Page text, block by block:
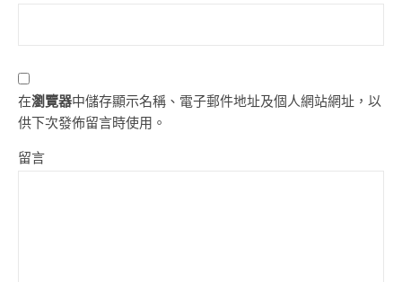
在瀏覽器中儲存顯示名稱、電子郵件地址及個人網站網址，以
供下次發佈留言時使用。
留言